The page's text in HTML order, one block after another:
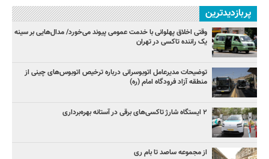
پربازدیدترین
وقتی اخلاق پهلوانی با خدمت عمومی پیوند می‌خورد/ مدال‌هایی بر سینه
یک راننده تاکسی در تهران
توضیحات مدیرعامل اتوبوسرانی درباره ترخیص اتوبوس‌های چینی از
منطقه آزاد فرودگاه امام (ره)
۲ ایستگاه شارژ تاکسی‌های برقی در آستانه بهره‌برداری
از مجموعه ساصد تا بام ری